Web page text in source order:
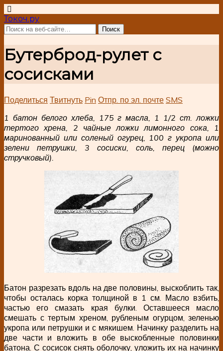
Токоч.ру
Бутерброд-рулет с
сосисками
Поделиться Твитнуть Pin Отпр. по эл. почте SMS
1 батон белого хлеба, 175 г масла, 1 1/2 ст. ложки
тертого хрена, 2 чайные ложки лимонного сока, 1
маринованный или соленый огурец, 100 г укропа или
зелени петрушки, 3 сосиски, соль, перец (можно
стручковый).
Батон разрезать вдоль на две половины, выскоблить так,
чтобы осталась корка толщиной в 1 см. Масло взбить,
частью его смазать края булки. Оставшееся масло
смешать с тертым хреном, рубленым огурцом, зеленью
укропа или петрушки и с мякишем. Начинку разделить на
две части и вложить в обе выскобленные половинки
батона. С сосисок снять оболочку, уложить их на начинку